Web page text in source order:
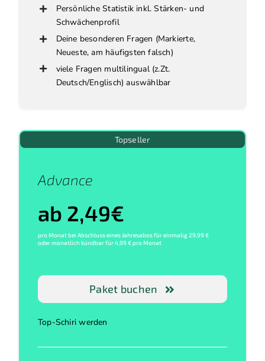
Persönliche Statistik inkl. Stärken- und
Schwächenprofil
Deine besonderen Fragen (Markierte,
Neueste, am häufigsten falsch)
viele Fragen multilingual (z.Zt.
Deutsch/Englisch) auswählbar
Topseller
Advance
ab 2,49€
pro Monat bei Abschluss eines Jahresabos für einmalig 29,99 €
oder monatlich kündbar für 4,99 € pro Monat
Paket buchen
Top-Schiri werden